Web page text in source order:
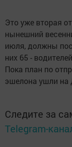
Это уже вторая
нынешний
июля, должны
них 65 -
Пока план по
эшелона ушли на
Следите за
Telegram-